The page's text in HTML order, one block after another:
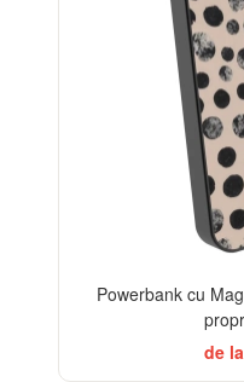
Powerbank cu
de